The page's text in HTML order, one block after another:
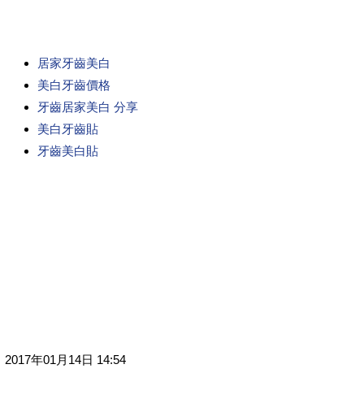
居家牙齒美白
美白牙齒價格
牙齒居家美白 分享
美白牙齒貼
牙齒美白貼
2017年01月14日 14:54